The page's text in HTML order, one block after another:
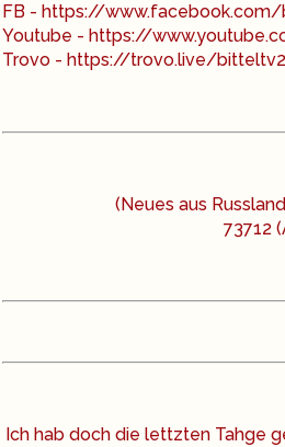
FB - https://
Youtube - https://
Trovo - https://trovo.live/bitteltv2
(Neues aus
73712
Ich hab doch die lettzten Tahge